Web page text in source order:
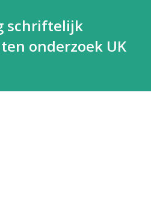
schriftelijk
onderzoek UK